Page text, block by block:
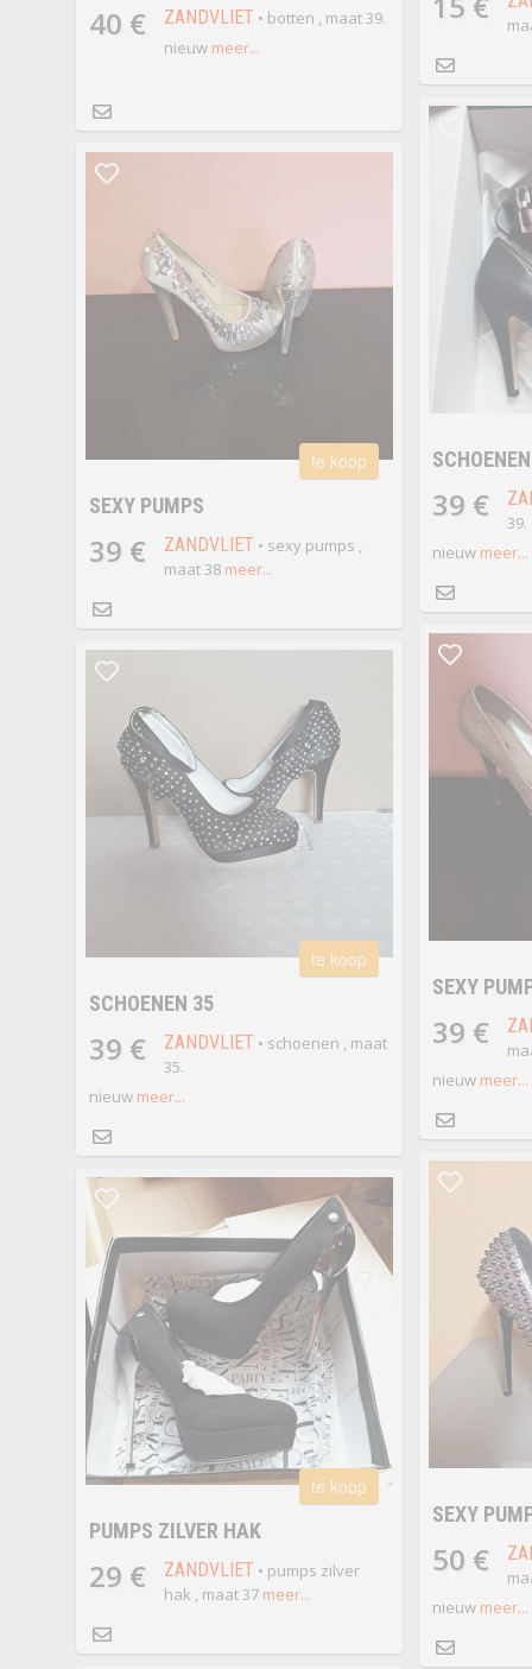
40 € ZANDVLIET • botten , maat 39.
nieuw meer...
39 €
39.
nieuw meer...
te koop
SEXY PUMPS
39 € ZANDVLIET • sexy pumps ,
maat 38 meer...
SEXY
39 €
nieuw meer...
te koop
SCHOENEN 35
39 € ZANDVLIET • schoenen , maat
35.
nieuw meer...
SEXY
50 €
nieuw meer...
te koop
PUMPS ZILVER HAK
29 € ZANDVLIET • pumps zilver
hak , maat 37 meer...